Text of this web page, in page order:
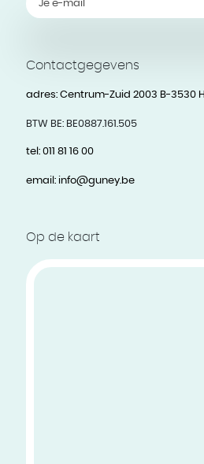
Contactgegevens
adres: Centrum-Zuid 2003 B-3530
BTW BE: BE0887.161.505
tel: 011 81 16 00
email: info@guney.be
Op de kaart